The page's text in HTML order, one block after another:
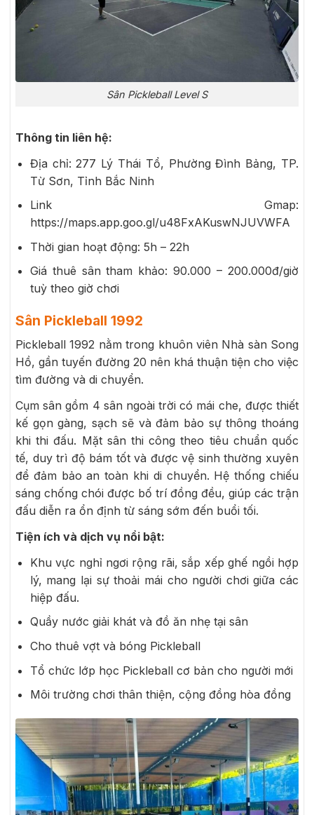
Sân Pickleball Level S
Thông tin liên hệ:
Địa chỉ: 277 Lý Thái Tổ, Phường Đình Bảng, TP.
Từ Sơn, Tỉnh Bắc Ninh
Link Gmap:
https://maps.app.goo.gl/u48FxAKuswNJUVWFA
Thời gian hoạt động: 5h – 22h
Giá thuê sân tham khảo: 90.000 – 200.000đ/giờ
tuỳ theo giờ chơi
Sân Pickleball 1992
Pickleball 1992 nằm trong khuôn viên Nhà sàn Song
Hồ, gần tuyến đường 20 nên khá thuận tiện cho việc
tìm đường và di chuyển.
Cụm sân gồm 4 sân ngoài trời có mái che, được thiết
kế gọn gàng, sạch sẽ và đảm bảo sự thông thoáng
khi thi đấu. Mặt sân thi công theo tiêu chuẩn quốc
tế, duy trì độ bám tốt và được vệ sinh thường xuyên
để đảm bảo an toàn khi di chuyển. Hệ thống chiếu
sáng chống chói được bố trí đồng đều, giúp các trận
đấu diễn ra ổn định từ sáng sớm đến buổi tối.
Tiện ích và dịch vụ nổi bật:
Khu vực nghỉ ngơi rộng rãi, sắp xếp ghế ngồi hợp
lý, mang lại sự thoải mái cho người chơi giữa các
hiệp đấu.
Quầy nước giải khát và đồ ăn nhẹ tại sân
Cho thuê vợt và bóng Pickleball
Tổ chức lớp học Pickleball cơ bản cho người mới
Môi trường chơi thân thiện, cộng đồng hòa đồng